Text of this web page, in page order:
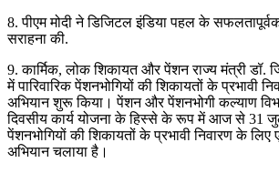
8. पीएम मोदी ने डिजिटल इंडिया पहल के
सराहना की.
9. कार्मिक, लोक शिकायत और पेंशन राज्य मंत्री डॉ.
में पारिवारिक पेंशनभोगियों की शिकायतों के प्रभावी
अभियान शुरू किया। पेंशन और पेंशनभोगी कल्याण
दिवसीय कार्य योजना के हिस्से के रूप में आज से 31
पेंशनभोगियों की शिकायतों के प्रभावी निवारण के लिए
अभियान चलाया है।